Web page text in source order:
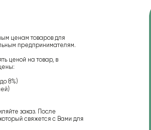
ценам товаров для
предпринимателям.
ценой на товар, в
8%)
заказ. После
свяжется с Вами для